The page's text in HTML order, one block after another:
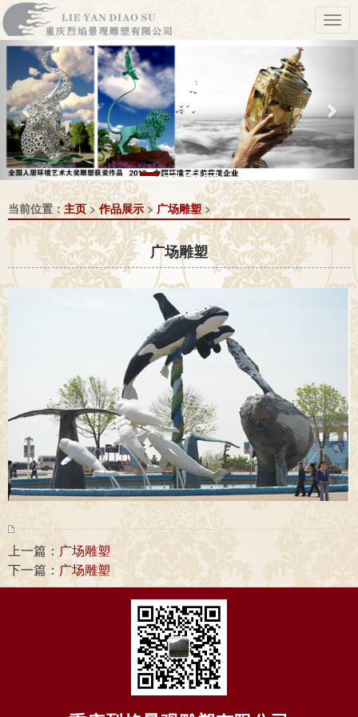
Previous
当前位置：主页>作品展示> 广场雕塑>
广场雕塑
上一篇： 广场雕塑
下一篇： 广场雕塑